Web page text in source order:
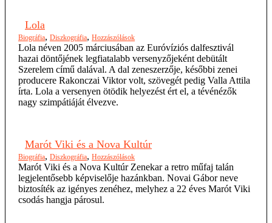
Lola
Biográfia, Diszkográfia, Hozzászólások
Lola néven 2005 márciusában az Euróvíziós dalfesztivál
hazai döntőjének legfiatalabb versenyzőjeként debütált
Szerelem című dalával. A dal zeneszerzője, későbbi zenei
producere Rakonczai Viktor volt, szövegét pedig Valla Attila
írta. Lola a versenyen ötödik helyezést ért el, a tévénézők
nagy szimpátiáját élvezve.
Marót Viki és a Nova Kultúr
Biográfia, Diszkográfia, Hozzászólások
Marót Viki és a Nova Kultúr Zenekar a retro műfaj talán
legjelentősebb képviselője hazánkban. Novai Gábor neve
biztosíték az igényes zenéhez, melyhez a 22 éves Marót Viki
csodás hangja párosul.